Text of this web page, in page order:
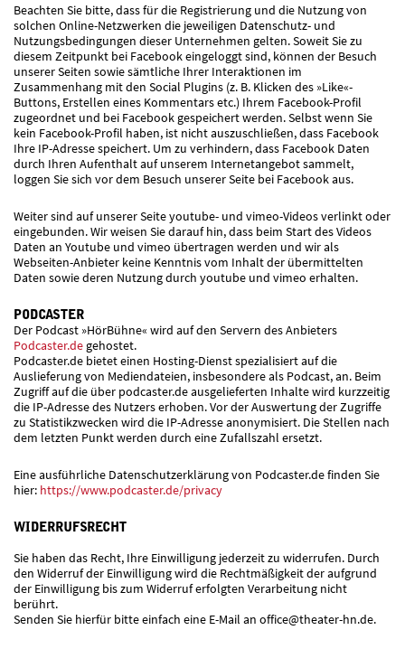
Beachten Sie bitte, dass für die Registrierung und die Nutzung von
solchen Online-Netzwerken die jeweiligen Datenschutz- und
Nutzungsbedingungen dieser Unternehmen gelten. Soweit Sie zu
diesem Zeitpunkt bei Facebook eingeloggt sind, können der Besuch
unserer Seiten sowie sämtliche Ihrer Interaktionen im
Zusammenhang mit den Social Plugins (z. B. Klicken des »Like«-
Buttons, Erstellen eines Kommentars etc.) Ihrem Facebook-Profil
zugeordnet und bei Facebook gespeichert werden. Selbst wenn Sie
kein Facebook-Profil haben, ist nicht auszuschließen, dass Facebook
Ihre IP-Adresse speichert. Um zu verhindern, dass Facebook Daten
durch Ihren Aufenthalt auf unserem Internetangebot sammelt,
loggen Sie sich vor dem Besuch unserer Seite bei Facebook aus.
Weiter sind auf unserer Seite youtube- und vimeo-Videos verlinkt oder
eingebunden. Wir weisen Sie darauf hin, dass beim Start des Videos
Daten an Youtube und vimeo übertragen werden und wir als
Webseiten-Anbieter keine Kenntnis vom Inhalt der übermittelten
Daten sowie deren Nutzung durch youtube und vimeo erhalten.
PODCASTER
Der Podcast »HörBühne« wird auf den Servern des Anbieters
Podcaster.de gehostet.
Podcaster.de bietet einen Hosting-Dienst spezialisiert auf die
Auslieferung von Mediendateien, insbesondere als Podcast, an. Beim
Zugriff auf die über podcaster.de ausgelieferten Inhalte wird kurzzeitig
die IP-Adresse des Nutzers erhoben. Vor der Auswertung der Zugriffe
zu Statistikzwecken wird die IP-Adresse anonymisiert. Die Stellen nach
dem letzten Punkt werden durch eine Zufallszahl ersetzt.
Eine ausführliche Datenschutzerklärungvon Podcaster.de finden Sie
hier: https://www.podcaster.de/privacy
WIDERRUFSRECHT
Sie haben das Recht, Ihre Einwilligung jederzeit zu widerrufen. Durch
den Widerruf der Einwilligung wird die Rechtmäßigkeit der aufgrund
der Einwilligung bis zum Widerruf erfolgten Verarbeitung nicht
berührt.
Senden Sie hierfür bitte einfach eine E-Mail an office@theater-hn.de.